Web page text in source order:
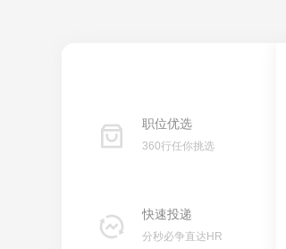
职位优选
360行任你挑选
快速投递
分秒必争直达HR